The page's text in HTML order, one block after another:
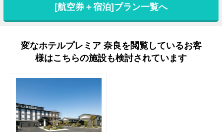
[航空券＋宿泊]プラン一覧へ
変なホテルプレミア 奈良を閲覧しているお客
様はこちらの施設も検討されています